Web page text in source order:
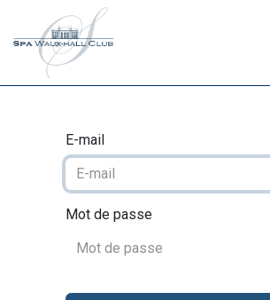
E-mail
Mot de passe